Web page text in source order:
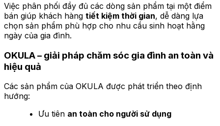
Việc phân phối đầy đủ các dòng sản phẩm tại một điểm
bán giúp khách hàng tiết kiệm thời gian, dễ dàng lựa
chọn sản phẩm phù hợp cho nhu cầu sinh hoạt hằng
ngày của gia đình.
OKULA – giải pháp chăm sóc gia đình an toàn và
hiệu quả
Các sản phẩm của OKULA được phát triển theo định
hướng:
Ưu tiên an toàn cho người sử dụng